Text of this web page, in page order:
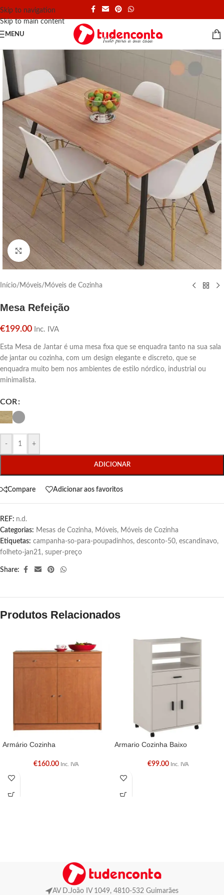
Skip to navigation
Skip to main content
MENU
Click para aumentar
Início/ Móveis/ Móveis de Cozinha
Mesa Refeição
€199.00 Inc. IVA
Esta Mesa de Jantar é uma mesa fixa que se enquadra tanto na sua sala
de jantar ou cozinha, com um design elegante e discreto, que se
enquadra muito bem nos ambientes de estilo nórdico, industrial ou
minimalista.
COR
- +
ADICIONAR
Compare Adicionar aos favoritos
REF: n.d.
Categorias: Mesas de Cozinha, Móveis, Móveis de Cozinha
Etiquetas: campanha-so-para-poupadinhos, desconto-50, escandinavo,
folheto-jan21, super-preço
Share:
Produtos Relacionados
Armário Cozinha
€160.00 Inc. IVA
Armario Cozinha Baixo
€99.00 Inc. IVA
AV D.João IV 1049, 4810-532 Guimarães